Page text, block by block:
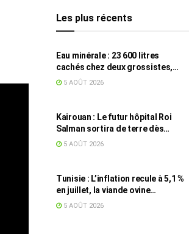
Les plus récents
Eau minérale : 23 600 litres
cachés chez deux grossistes,
les tensions persistent
5 AOÛT 2026
Kairouan : Le futur hôpital Roi
Salman sortira de terre dès
septembre
5 AOÛT 2026
Tunisie : L’inflation recule à 5,1 %
en juillet, la viande ovine
toujours en tête des hausses
5 AOÛT 2026